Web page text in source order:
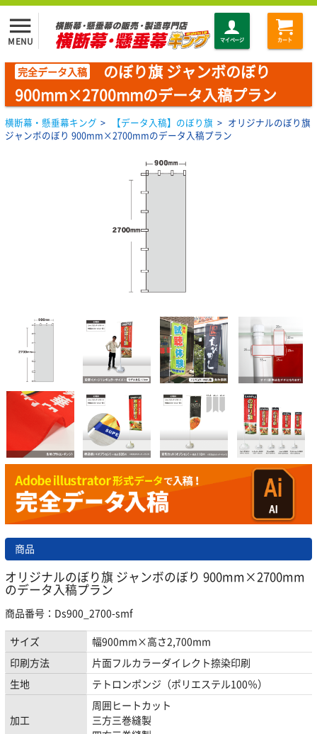
menu
MENU マイページ カート
完全データ入稿
のぼり旗 ジャンボのぼり
900mm×2700mmのデータ入稿プラン
横断幕・懸垂幕キング > 【データ入稿】のぼり旗 > オリジナルのぼり旗
ジャンボのぼり 900mm×2700mmのデータ入稿プラン
商品
オリジナルのぼり旗 ジャンボのぼり 900mm×2700mm
のデータ入稿プラン
商品番号：Ds900_2700-smf
サイズ
幅900mm×高さ2,700mm
印刷方法
片面フルカラーダイレクト捺染印刷
生地
テトロンポンジ（ポリエステル100％）
加工
周囲ヒートカット
三方三巻縫製